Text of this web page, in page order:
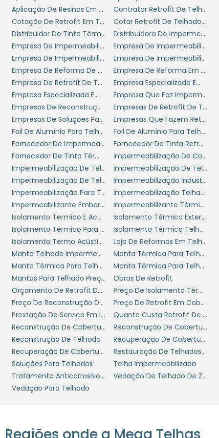
MATERIAIS UTILIZADOS NA
RECONSTRUÇÃO DE
TELHADOS
A escolha dos materiais é um aspecto crítico
nareconstrução de telhados. Materiais de
alta qualidade e durabilidade não apenas
garantem segurança, mas também otimizam
a performance do telhado ao longo do
tempo. Telhas metálicas, cerâmicas e de
fibrocimento são algumas das opções
disponíveis, cada uma com suas
peculiaridades e benefícios.
Além disso, a seleção de materiais deve estar
alinhada ao estilo arquitetônico do prédio e
às condições climáticas da região. É
imprescindível trabalhar com fornecedores
confiáveis que ofereçam garantias e
certificações dos produtos, uma vez que a
qualidade dos materiais impacta
diretamente na durabilidade e na
manutenção futura do telhado.
PASSO A PASSO DA
RECONSTRUÇÃO
O processo dereconstrução de telhados
geralmente envolve várias etapas,
começando pela avaliação e diagnóstico.
Profissionais especializados devem realizar
Aplicação De Resinas Em Telhado Industrial Preço
Contratar Retrofit De Telhado
Cotação De Retrofit Em Telhado
Cotar Retrofit De Telhados Em Sp
Distribuidor De Tinta Térmica Para Telhado
Distribuidora De Impermeabilizante
Empresa De Impermeabilização
Empresa De Impermeabilização De Lajes Expostas
Empresa De Impermeabilização De Telhados
Empresa De Impermeabilização De Terraços
Empresa De Reforma De Coberturas Sp
Empresa De Reforma Em Telhados
Empresa De Retrofit De Telhados
Empresa Especializada Em Impermeabilização
Empresa Especializada Em Manutenção De Telhados
Empresa Que Faz Impermeabilização
Empresas De Reconstrução De Telhados
Empresas De Retrofit De Telhados Sp
Empresas De Soluções Para Telhados
Empresas Que Fazem Retrofit De Telhado
Foil De Alumínio Para Telhado
Foil De Alumínio Para Telhado Preço
Fornecedor De Impermeabilizante
Fornecedor De Tinta Refratária
Fornecedor De Tinta Térmica Para Telhado
Impermeabilização De Coberturas
Impermeabilização De Telhado
Impermeabilização De Telhado Com Manta
Impermeabilização De Telhado De Zinco
Impermeabilização Industrial
Impermeabilização Para Telhado
Impermeabilização Telhado Preço
Impermeabilizante Emborrachado Para Telhado
Impermeabilizante Térmico
Isolamento Termico E Acustico
Isolamento Térmico Externo Para Telhado
Isolamento Térmico Para Telhado
Isolamento Térmico Telhado Tinta
Isolamento Termo Acústico
Loja De Reformas Em Telhados
Manta Telhado Impermeabilizante
Manta Térmica Para Telhado
Manta Térmica Para Telhado Preço
Manta Térmica Para Telhado Ribeirão Preto
Mantas Para Telhado Preços
Obras De Retrofit
Orçamento De Retrofit De Cobertura
Preço De Isolamento Térmico
Preço De Reconstrução De Telhados
Preço De Retrofit Em Cobertura Industrial
Prestação De Serviço Em Impermeabilização
Quanto Custa Retrofit De Telhados
Reconstrução De Coberturas
Reconstrução De Coberturas Empresas
Reconstrução De Telhado
Recuperação De Cobertura Metálica
Recuperação De Coberturas
Restauração De Telhados Industrial
Soluções Para Telhados
Telha Impermeabilizada
Tratamento Anticorrosivo Em Telhado
Vedação De Telhado De Zinco
Vedação Para Telhado
Regiões onde a Mega Telhas